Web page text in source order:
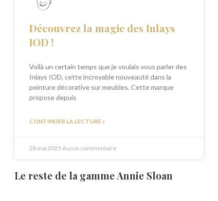
Découvrez la magie des Inlays
IOD !
Voilà un certain temps que je voulais vous parler des
Inlays IOD, cette incroyable nouveauté dans la
peinture décorative sur meubles. Cette marque
propose depuis
CONTINUER LA LECTURE »
28 mai 2025 Aucun commentaire
Le reste de la gamme Annie Sloan